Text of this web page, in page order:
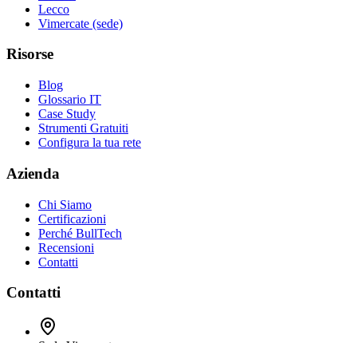
Lecco
Vimercate (sede)
Risorse
Blog
Glossario IT
Case Study
Strumenti Gratuiti
Configura la tua rete
Azienda
Chi Siamo
Certificazioni
Perché BullTech
Recensioni
Contatti
Contatti